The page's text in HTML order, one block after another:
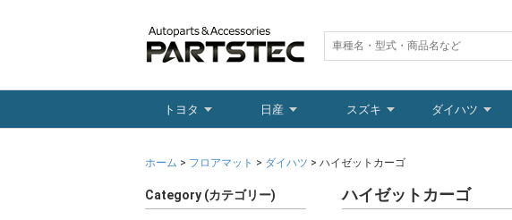
トヨタ 日産 スズキ ダイハツ
ホーム > フロアマット > ダイハツ > ハイゼットカーゴ
Category (カテゴリー) ハイゼットカーゴ